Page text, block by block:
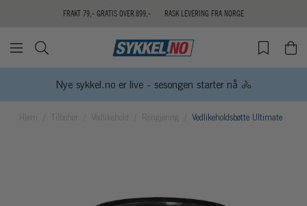
FRAKT 79,- GRATIS OVER 899,- RASK LEVERING FRA NORGE
Nye sykkel.no er live - sesongen starter nå 🚴
Hjem Vedlikehold Vedlikeholdsbøtte Ultimate